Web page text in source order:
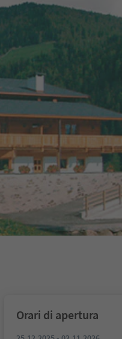
Orari di apertura